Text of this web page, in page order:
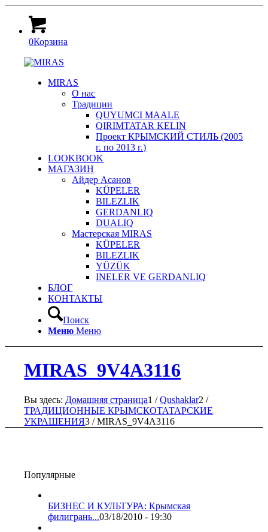
0Корзина
MIRAS
О нас
Традиции
QUYUMCI MAALE
QIRIMTATAR KELIN
Проект КРЫМСКИЙ СТИЛЬ (2005
г. по 2013 г.)
LOOKBOOK
МАГАЗИН
Айдер Асанов
KÜPELER
BILEZLIK
GERDANLIQ
DUALIQ
Мастерская MIRAS
KÜPELER
BILEZLIK
YÜZÜK
INELER VE GERDANLIQ
БЛОГ
КОНТАКТЫ
Поиск
Меню Меню
MIRAS_9V4A3116
Вы здесь: Домашняя страница1 / Qushaklar2 /
ТРАДИЦИОННЫЕ КРЫМСКОТАТАРСКИЕ
УКРАШЕНИЯ3 / MIRAS_9V4A3116
Популярные
БИЗНЕС И КУЛЬТУРА: Крымская
филигрань...03/18/2010 - 19:30